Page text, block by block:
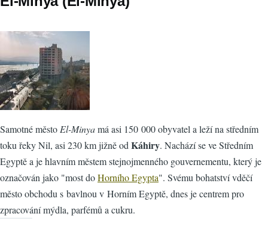
Samotné městoEl-Minyamá asi 150 000 obyvatel a leží na středním
toku řeky Nil, asi 230 km jižně odKáhiry. Nachází se ve Středním
Egyptě a je hlavním městem stejnojmenného gouvernementu, který je
označován jako "most doHorního Egypta". Svému bohatství vděčí
město obchodu s bavlnou v Horním Egyptě, dnes je centrem pro
zpracování mýdla, parfémů a cukru.